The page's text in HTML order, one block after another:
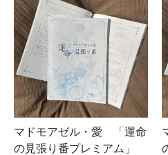
マドモアゼル・愛 「運命
の見張り番プレミアム」